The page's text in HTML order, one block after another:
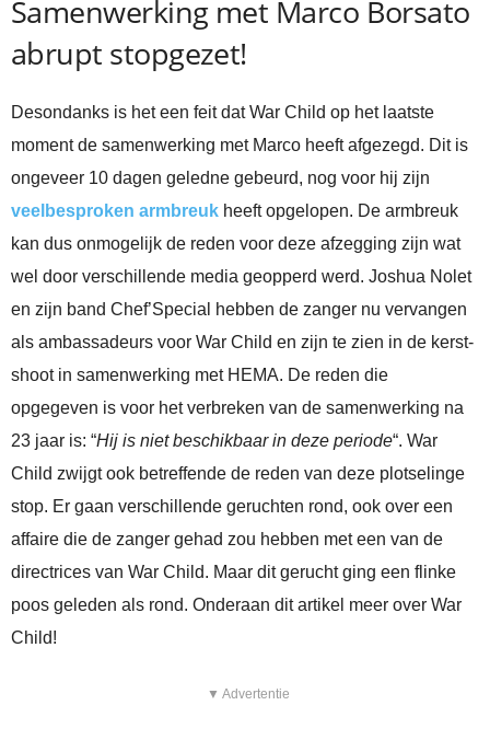
Samenwerking met Marco Borsato
abrupt stopgezet!
Desondanks is het een feit dat War Child op het laatste
moment de samenwerking met Marco heeft afgezegd. Dit is
ongeveer 10 dagen geledne gebeurd, nog voor hij zijn
veelbesproken armbreuk heeft opgelopen. De armbreuk
kan dus onmogelijk de reden voor deze afzegging zijn wat
wel door verschillende media geopperd werd. Joshua Nolet
en zijn band Chef’Special hebben de zanger nu vervangen
als ambassadeurs voor War Child en zijn te zien in de kerst-
shoot in samenwerking met HEMA. De reden die
opgegeven is voor het verbreken van de samenwerking na
23 jaar is: “Hij is niet beschikbaar in deze periode“. War
Child zwijgt ook betreffende de reden van deze plotselinge
stop. Er gaan verschillende geruchten rond, ook over een
affaire die de zanger gehad zou hebben met een van de
directrices van War Child. Maar dit gerucht ging een flinke
poos geleden als rond. Onderaan dit artikel meer over War
Child!
▼ Advertentie